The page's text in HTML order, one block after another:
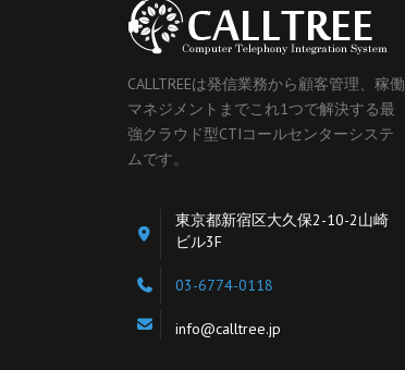
CALLTREEは発信業務から顧客管理、稼働
マネジメントまでこれ1つで解決する最
強クラウド型CTIコールセンターシステ
ムです。
東京都新宿区大久保2-10-2山崎
ビル3F
03-6774-0118
info@calltree.jp